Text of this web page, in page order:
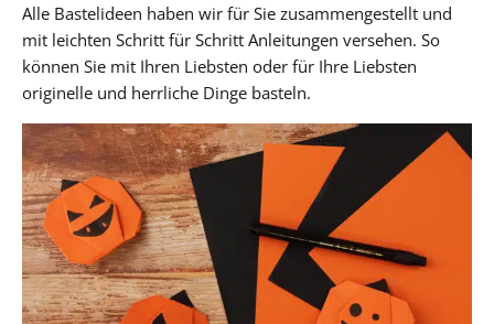
Alle Bastelideen haben wir für Sie zusammengestellt und
mit leichten Schritt für Schritt Anleitungen versehen. So
können Sie mit Ihren Liebsten oder für Ihre Liebsten
originelle und herrliche Dinge basteln.